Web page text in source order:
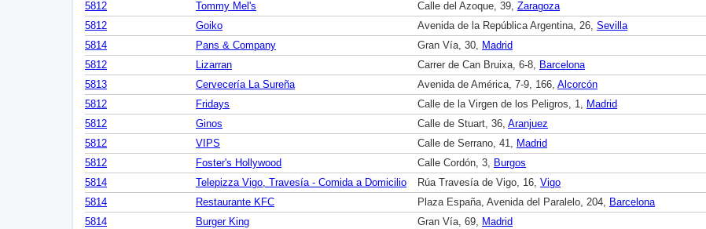
5812 Tommy Mel's Calle del Azoque, 39, Zaragoza
5812
Goiko Avenida de la República Argentina, 26, Sevilla
5814
Pans & Company Gran Vía, 30, Madrid
5812
Lizarran Carrer de Can Bruixa, 6-8, Barcelona
5813
Cervecería La Sureña Avenida de América, 7-9, 166, Alcorcón
5812
Fridays Calle de la Virgen de los Peligros, 1, Madrid
5812
Ginos Calle de Stuart, 36, Aranjuez
5812
VIPS Calle de Serrano, 41, Madrid
5812
Foster's Hollywood Calle Cordón, 3, Burgos
5814
Telepizza Vigo, Travesía - Comida a Domicilio Rúa Travesía de Vigo, 16, Vigo
5814
Restaurante KFC Plaza España, Avenida del Paralelo, 204, Barcelona
5814
Burger King Gran Vía, 69, Madrid